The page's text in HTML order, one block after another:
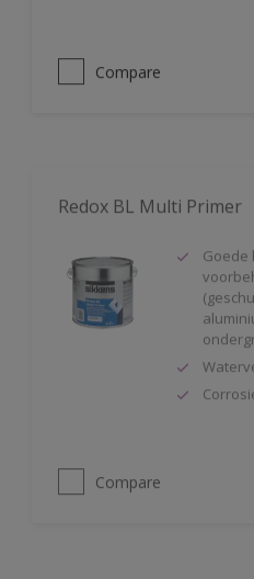
Compare